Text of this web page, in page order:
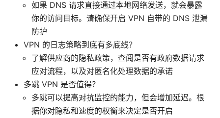
如果 DNS 请求直接通过本地网络发送，就会暴露
你的访问目标。请确保开启 VPN 自带的 DNS 泄漏
防护
VPN 的日志策略到底有多底线？
了解供应商的隐私政策，查阅是否有政府数据请求
应对流程，以及对匿名化处理数据的承诺
多跳 VPN 是否值得？
多跳可以提高对抗监控的能力，但会增加延迟。根
据你对隐私和速度的权衡来决定是否开启